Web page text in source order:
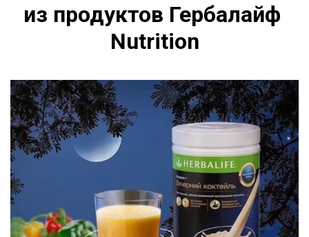
из продуктов Гербалайф
Nutrition